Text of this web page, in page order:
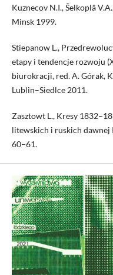
Kuznecov N.I., Šelkoplâ
Minsk 1999.
Stiepanow L.,
etapy i tendencje rozwoju
biurokracji, red. A. Górak,
Lublin–Siedlce 2011.
Zasztowt L., Kresy
litewskich i ruskich dawnej
60–61.